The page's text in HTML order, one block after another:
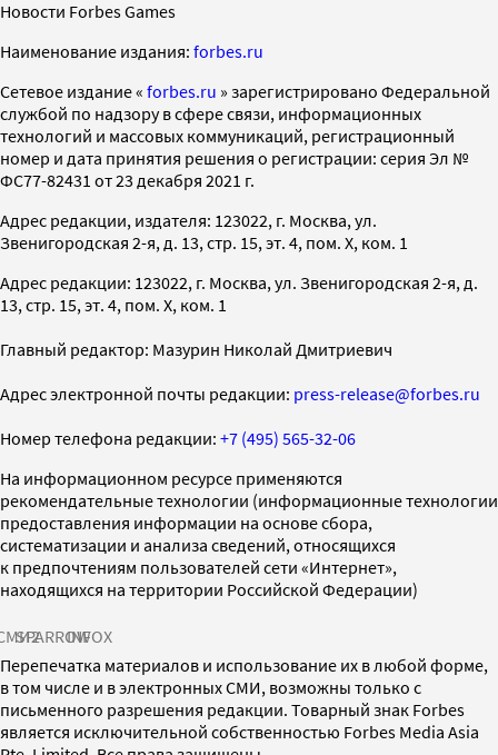
Новости Forbes Games
Наименование издания: forbes.ru
Cетевое издание « forbes.ru » зарегистрировано Федеральной
службой по надзору в сфере связи, информационных
технологий и массовых коммуникаций, регистрационный
номер и дата принятия решения о регистрации: серия Эл №
ФС77-82431 от 23 декабря 2021 г.
Адрес редакции, издателя: 123022, г. Москва, ул.
Звенигородская 2-я, д. 13, стр. 15, эт. 4, пом. X, ком. 1
Адрес редакции: 123022, г. Москва, ул. Звенигородская 2-я, д.
13, стр. 15, эт. 4, пом. X, ком. 1
Главный редактор: Мазурин Николай Дмитриевич
Адрес электронной почты редакции: press-release@forbes.ru
Номер телефона редакции: +7 (495) 565-32-06
На информационном ресурсе применяются
рекомендательные технологии (информационные технологии
предоставления информации на основе сбора,
систематизации и анализа сведений, относящихся
к предпочтениям пользователей сети «Интернет»,
находящихся на территории Российской Федерации)
SPARROWINFOX
Перепечатка материалов и использование их в любой форме,
в том числе и в электронных СМИ, возможны только с
письменного разрешения редакции. Товарный знак Forbes
является исключительной собственностью Forbes Media Asia